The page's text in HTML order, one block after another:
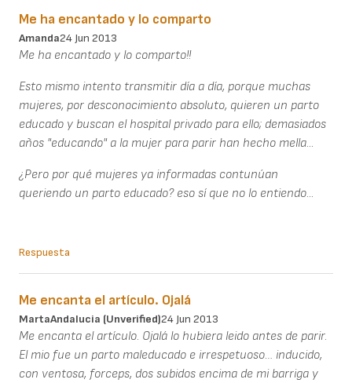
Me ha encantado y lo comparto
Amanda24 Jun 2013
Me ha encantado y lo comparto!!
Esto mismo intento transmitir día a día, porque muchas
mujeres, por desconocimiento absoluto, quieren un parto
educado y buscan el hospital privado para ello; demasiados
años "educando" a la mujer para parir han hecho mella...
¿Pero por qué mujeres ya informadas contunúan
queriendo un parto educado? eso sí que no lo entiendo...
Respuesta
Me encanta el artículo. Ojalá
MartaAndalucia (unverified)24 Jun 2013
Me encanta el artículo. Ojalá lo hubiera leido antes de parir.
El mio fue un parto maleducado e irrespetuoso… inducido,
con ventosa, forceps, dos subidos encima de mi barriga y